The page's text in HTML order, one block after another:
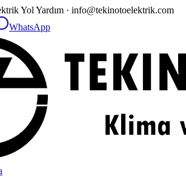
Yol Yardım · info@tekinotoelektrik.com
WhatsApp